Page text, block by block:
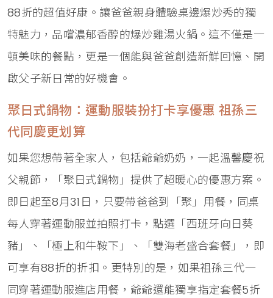
88折的超值好康。讓爸爸親身體驗桌邊爆炒秀的獨
特魅力，品嚐濃郁香醇的爆炒雞湯火鍋。這不僅是一
頓美味的餐點，更是一個能與爸爸創造新鮮回憶、開
啟父子新日常的好機會。
聚日式鍋物：運動服裝扮打卡享優惠 祖孫三
代同慶更划算
如果您想帶著全家人，包括爺爺奶奶，一起溫馨慶祝
父親節，「聚日式鍋物」提供了超暖心的優惠方案。
即日起至8月31日，只要帶爸爸到「聚」用餐，同桌
每人穿著運動服並拍照打卡，點選「西班牙向日葵
豬」、「極上和牛鞍下」、「雙海老盛合套餐」，即
可享有88折的折扣。更特別的是，如果祖孫三代一
同穿著運動服進店用餐，爺爺還能獨享指定套餐5折